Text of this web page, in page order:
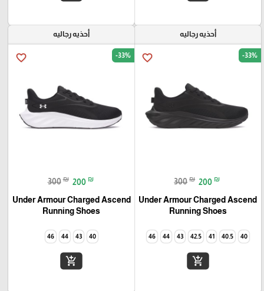
أحذيه رجاليه
favorite_border -33%
300 ₪ 200 ₪
Under Armour Charged Ascend
Running Shoes
40
40.5
41
42.5
43
44
46
add_shopping_cart
أحذيه رجاليه
favorite_border -33%
300 ₪ 200 ₪
Under Armour Charged Ascend
Running Shoes
40
43
44
46
add_shopping_cart